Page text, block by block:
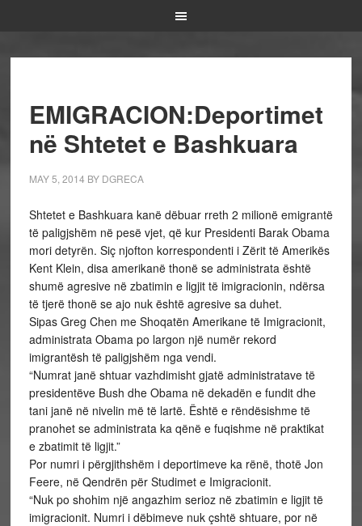
EMIGRACION:Deportimet
në Shtetet e Bashkuara
MAY 5, 2014 BY DGRECA
Shtetet e Bashkuara kanë dëbuar rreth 2 milionë emigrantë
të paligjshëm në pesë vjet, që kur Presidenti Barak Obama
mori detyrën. Siç njofton korrespondenti i Zërit të Amerikës
Kent Klein, disa amerikanë thonë se administrata është
shumë agresive në zbatimin e ligjit të imigracionin, ndërsa
të tjerë thonë se ajo nuk është agresive sa duhet.
Sipas Greg Chen me Shoqatën Amerikane të Imigracionit,
administrata Obama po largon një numër rekord
imigrantësh të paligjshëm nga vendi.
“Numrat janë shtuar vazhdimisht gjatë administratave të
presidentëve Bush dhe Obama në dekadën e fundit dhe
tani janë në nivelin më të lartë. Është e rëndësishme të
pranohet se administrata ka qënë e fuqishme në praktikat
e zbatimit të ligjit.”
Por numri i përgjithshëm i deportimeve ka rënë, thotë Jon
Feere, në Qendrën për Studimet e Imigracionit.
“Nuk po shohim një angazhim serioz në zbatimin e ligjit të
imigracionit. Numri i dëbimeve nuk çshtë shtuare, por në